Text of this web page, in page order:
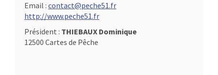
Email : contact@peche51.fr
http://www.peche51.fr
Président : THIEBAUX Dominique
12500 Cartes de Pêche